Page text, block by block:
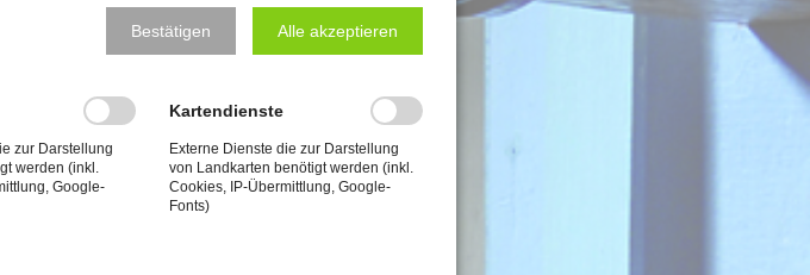
Bestätigen Alle akzeptieren
zur Darstellung
werden (inkl.
Google-
Kartendienste
Externe Dienste die zur Darstellung
von Landkarten benötigt werden (inkl.
Cookies, IP-Übermittlung, Google-
Fonts)